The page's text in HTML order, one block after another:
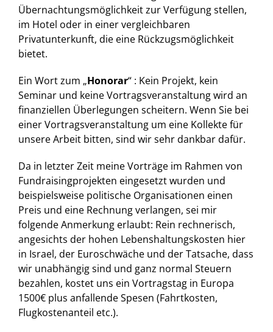
Übernachtungsmöglichkeit zur Verfügung stellen,
im Hotel oder in einer vergleichbaren
Privatunterkunft, die eine Rückzugsmöglichkeit
bietet.
Ein Wort zum „Honorar“ : Kein Projekt, kein
Seminar und keine Vortragsveranstaltung wird an
finanziellen Überlegungen scheitern. Wenn Sie bei
einer Vortragsveranstaltung um eine Kollekte für
unsere Arbeit bitten, sind wir sehr dankbar dafür.
Da in letzter Zeit meine Vorträge im Rahmen von
Fundraisingprojekten eingesetzt wurden und
beispielsweise politische Organisationen einen
Preis und eine Rechnung verlangen, sei mir
folgende Anmerkung erlaubt: Rein rechnerisch,
angesichts der hohen Lebenshaltungskosten hier
in Israel, der Euroschwäche und der Tatsache, dass
wir unabhängig sind und ganz normal Steuern
bezahlen, kostet uns ein Vortragstag in Europa
1500€ plus anfallende Spesen (Fahrtkosten,
Flugkostenanteil etc.).